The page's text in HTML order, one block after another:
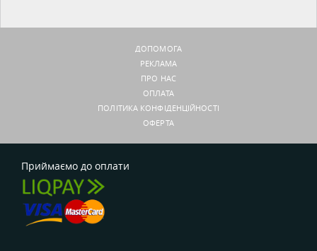
ДОПОМОГА
РЕКЛАМА
ПРО НАС
ОПЛАТА
ПОЛІТИКА КОНФІДЕНЦІЙНОСТІ
ОФЕРТА
Приймаємо до оплати